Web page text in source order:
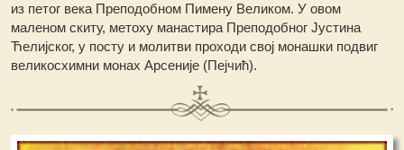
из петог века Преподобном Пимену Великом. У овом
маленом скиту, метоху манастира Преподобног Јустина
Ћелијског, у посту и молитви проходи свој монашки подвиг
великосхимни монах Арсеније (Пејчић).